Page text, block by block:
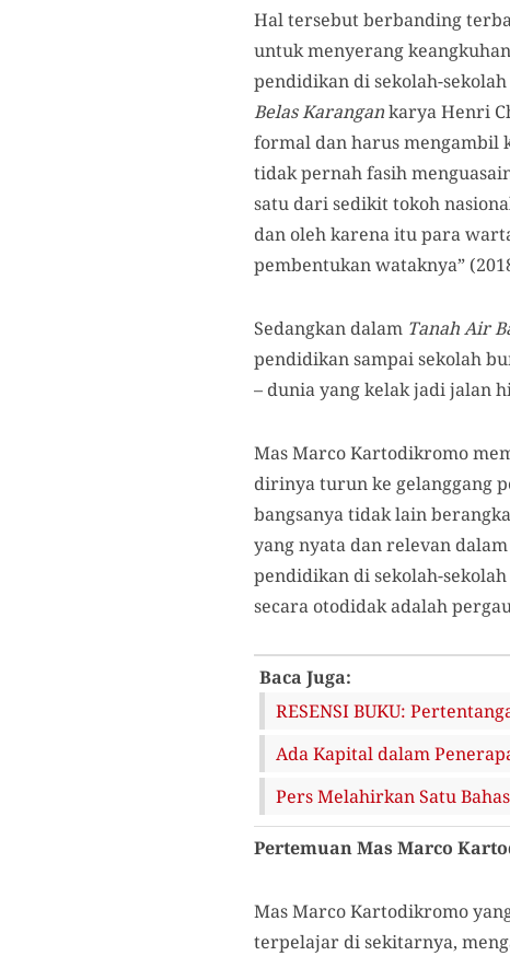
Hal tersebut berbanding
untuk menyerang
pendidikan di sekolah-
Belas Karangankarya Henri
formal dan harus mengambil
tidak pernah fasih
satu dari sedikit tokoh
dan oleh karena itu para
pembentukan wataknya”
Sedangkan dalam Tanah Air
pendidikan sampai sekolah
– dunia yang kelak jadi jalan
Mas Marco Kartodikromo
dirinya turun ke gelanggang
bangsanya tidak lain
yang nyata dan relevan
pendidikan di sekolah-
secara otodidak adalah
Baca Juga:
RESENSI BUKU:
Ada Kapital dalam
Pers Melahirkan Satu
Pertemuan Mas Marco
Mas Marco Kartodikromo
terpelajar di sekitarnya,